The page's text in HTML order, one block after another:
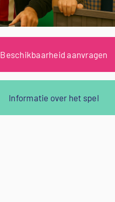
Beschikbaarheid aanvragen
Informatie over het spel